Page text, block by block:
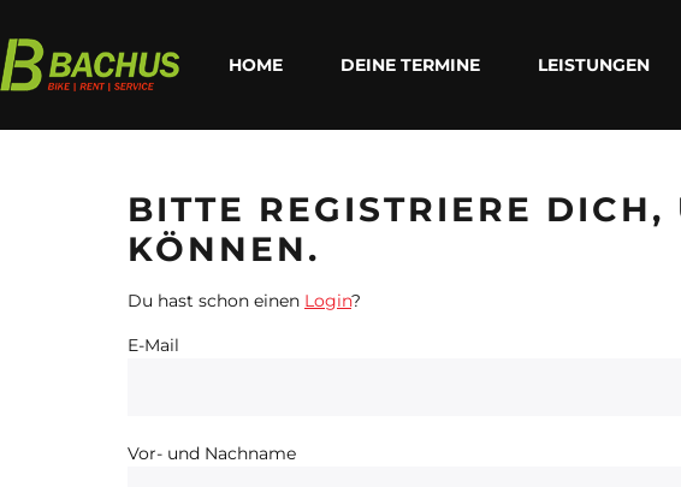
HOME DEINE TERMINE LEISTUNGEN
BITTE REGISTRIERE
KÖNNEN.
Du hast schon einen Login?
E-Mail
Vor- und Nachname